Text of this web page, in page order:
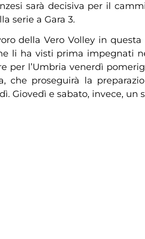
sarà decisiva per il
serie a Gara 3.
della Vero Volley in
li ha visti prima impegnati
per l’Umbria venerdì
che proseguirà la
Giovedì e sabato, invece, un